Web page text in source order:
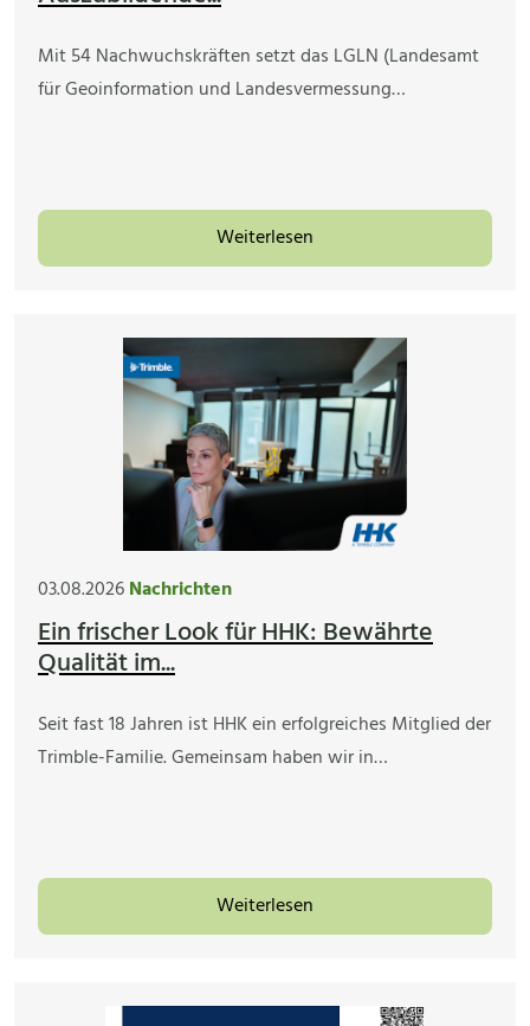
Mit 54 Nachwuchskräften setzt das LGLN (Landesamt
für Geoinformation und Landesvermessung…
Weiterlesen
03.08.2026Nachrichten
Ein frischer Look für HHK: Bewährte
Qualität im...
Seit fast 18 Jahren ist HHK ein erfolgreiches Mitglied der
Trimble-Familie. Gemeinsam haben wir in…
Weiterlesen